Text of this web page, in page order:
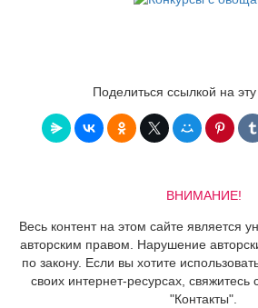
Поделиться ссылкой на
ВНИМАНИЕ!
Весь контент на этом сайте является
авторским правом. Нарушение
по закону. Если вы хотите
своих интернет-ресурсах,
"Контакты".